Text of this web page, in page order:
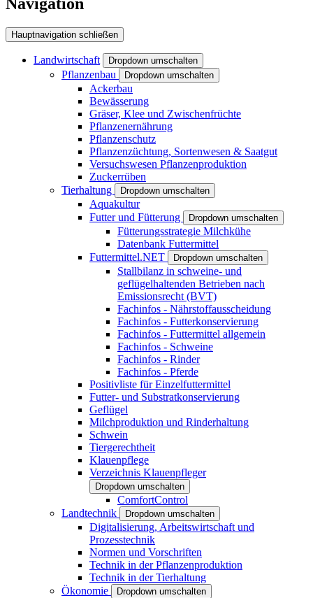
Navigation
Hauptnavigation schließen
Landwirtschaft Dropdown umschalten
Pflanzenbau Dropdown umschalten
Ackerbau
Bewässerung
Gräser, Klee und Zwischenfrüchte
Pflanzenernährung
Pflanzenschutz
Pflanzenzüchtung, Sortenwesen & Saatgut
Versuchswesen Pflanzenproduktion
Zuckerrüben
Tierhaltung
Dropdown umschalten
Aquakultur
Futter und Fütterung
Dropdown umschalten
Fütterungsstrategie Milchkühe
Datenbank Futtermittel
Futtermittel.NET
Dropdown umschalten
Stallbilanz in schweine- und
geflügelhaltenden Betrieben nach
Emissionsrecht (BVT)
Fachinfos - Nährstoffausscheidung
Fachinfos - Futterkonservierung
Fachinfos - Futtermittel allgemein
Fachinfos - Schweine
Fachinfos - Rinder
Fachinfos - Pferde
Positivliste für Einzelfuttermittel
Futter- und Substratkonservierung
Geflügel
Milchproduktion und Rinderhaltung
Schwein
Tiergerechtheit
Klauenpflege
Verzeichnis Klauenpfleger
Dropdown umschalten
ComfortControl
Landtechnik
Dropdown umschalten
Digitalisierung, Arbeitswirtschaft und
Prozesstechnik
Normen und Vorschriften
Technik in der Pflanzenproduktion
Technik in der Tierhaltung
Ökonomie
Dropdown umschalten